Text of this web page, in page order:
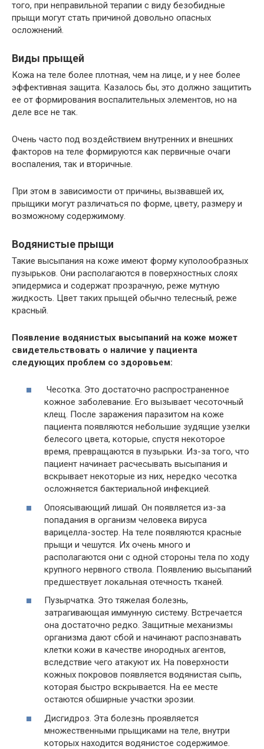
того, при неправильной терапии с виду безобидные
прыщи могут стать причиной довольно опасных
осложнений.
Виды прыщей
Кожа на теле более плотная, чем на лице, и у нее более
эффективная защита. Казалось бы, это должно защитить
ее от формирования воспалительных элементов, но на
деле все не так.
Очень часто под воздействием внутренних и внешних
факторов на теле формируются как первичные очаги
воспаления, так и вторичные.
При этом в зависимости от причины, вызвавшей их,
прыщики могут различаться по форме, цвету, размеру и
возможному содержимому.
Водянистые прыщи
Такие высыпания на коже имеют форму куполообразных
пузырьков. Они располагаются в поверхностных слоях
эпидермиса и содержат прозрачную, реже мутную
жидкость. Цвет таких прыщей обычно телесный, реже
красный.
Появление водянистых высыпаний на коже может
свидетельствовать о наличие у пациента
следующих проблем со здоровьем:
Чесотка. Это достаточно распространенное
кожное заболевание. Его вызывает чесоточный
клещ. После заражения паразитом на коже
пациента появляются небольшие зудящие узелки
белесого цвета, которые, спустя некоторое
время, превращаются в пузырьки. Из-за того, что
пациент начинает расчесывать высыпания и
вскрывает некоторые из них, нередко чесотка
осложняется бактериальной инфекцией.
Опоясывающий лишай. Он появляется из-за
попадания в организм человека вируса
варицелла-зостер. На теле появляются красные
прыщи и чешутся. Их очень много и
располагаются они с одной стороны тела по ходу
крупного нервного ствола. Появлению высыпаний
предшествует локальная отечность тканей.
Пузырчатка. Это тяжелая болезнь,
затрагивающая иммунную систему. Встречается
она достаточно редко. Защитные механизмы
организма дают сбой и начинают распознавать
клетки кожи в качестве инородных агентов,
вследствие чего атакуют их. На поверхности
кожных покровов появляется водянистая сыпь,
которая быстро вскрывается. На ее месте
остаются обширные участки эрозии.
Дисгидроз. Эта болезнь проявляется
множественными прыщиками на теле, внутри
которых находится водянистое содержимое.